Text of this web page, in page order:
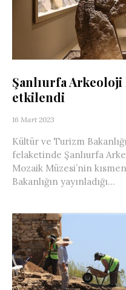
Şanlıurfa Arkeoloji
etkilendi
16 Mart 2023
Kültür ve Turizm
felaketinde Şanlıurfa
Mozaik Müzesi’nin
Bakanlığın yayınladığı...